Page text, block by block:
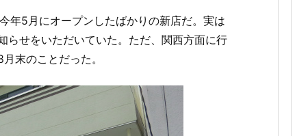
年5月にオープンしたばかりの新店だ。実は
らせをいただいていた。ただ、関西方面に行
末のことだった。